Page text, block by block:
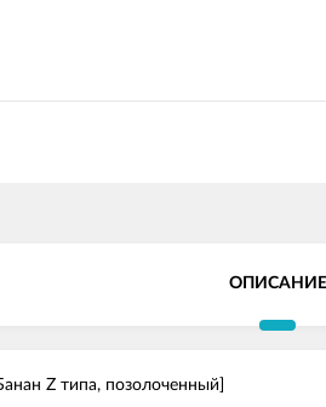
ОПИСАНИЕ
Z типа, позолоченный]